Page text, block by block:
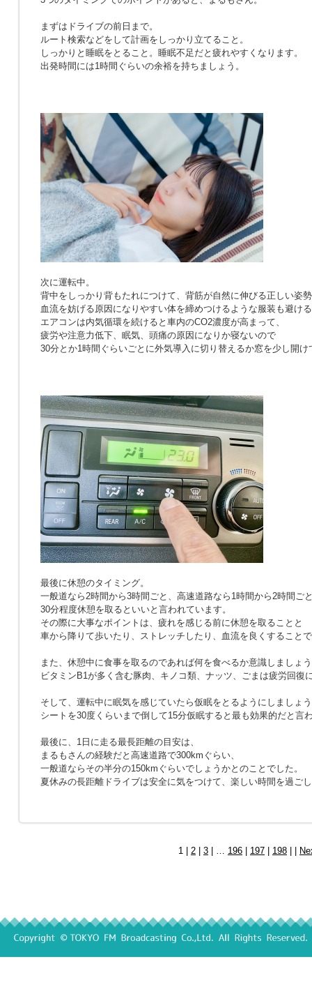
まずはドライブの前日まで。
ルート検索などをして計画をしっかり立てること。
しっかりと睡眠をとること。睡眠不足だと疲れやすくなります。
出発時間には1時間ぐらいの余裕を持ちましょう。
次に運転中。
背中をしっかり背もたれにつけて、背筋が自然に伸びる正しい姿
血流を妨げる原因になりやすい体を締めつけるような服装も避け
エアコンは内気循環を続けると車内のCO2濃度が高まって、
疲労や注意力低下、眠気、頭痛の原因になりか寝ないので
30分とか1時間ぐらいごとに外気導入に切り替えるか窓を少し開け
最後に休憩のタイミング。
一般道なら2時間から3時間ごと、高速道路なら1時間から2時間ご
30分程度休憩を取るといいと言われています。
その際に大事なポイントは、疲れを感じる前に休憩を取ることと
車から降りて歩いたり、ストレッチしたり、血流を良くすること
また、休憩中に食事を取るのであれば何を食べるか意識しましょ
ビタミンB1が多く含む豚肉、キノコ類、ナッツ、ごまは疲労回復
そして、運転中に眠気を感じていたら仮眠をとるようにしましょ
シートを30度くらいまで倒して15分仮眠すると最も効果的だと言
最後に、1日に走る最長距離の目安は、
まるもさんの経験だと高速道路で300kmぐらい、
一般道ならその半分の150kmぐらいでしょうかとのことでした。
夏休みの長距離ドライブは安全に気をつけて、楽しい時間を過ご
1 | 2 3 | … 196 197 198